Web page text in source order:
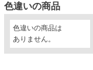
色違いの商品
色違いの商品は
ありません。